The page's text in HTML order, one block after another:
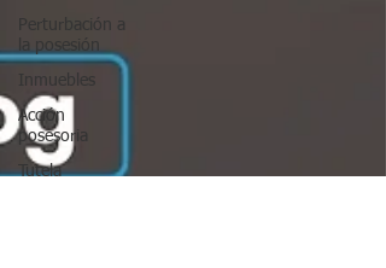
Perturbación a
la posesión
Inmuebles
Acción
posesoria
Tutela